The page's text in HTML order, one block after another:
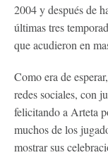
2004 y después de
últimas tres
que acudieron en
Como era de
redes sociales, con
felicitando a Arteta
muchos de los
mostrar sus